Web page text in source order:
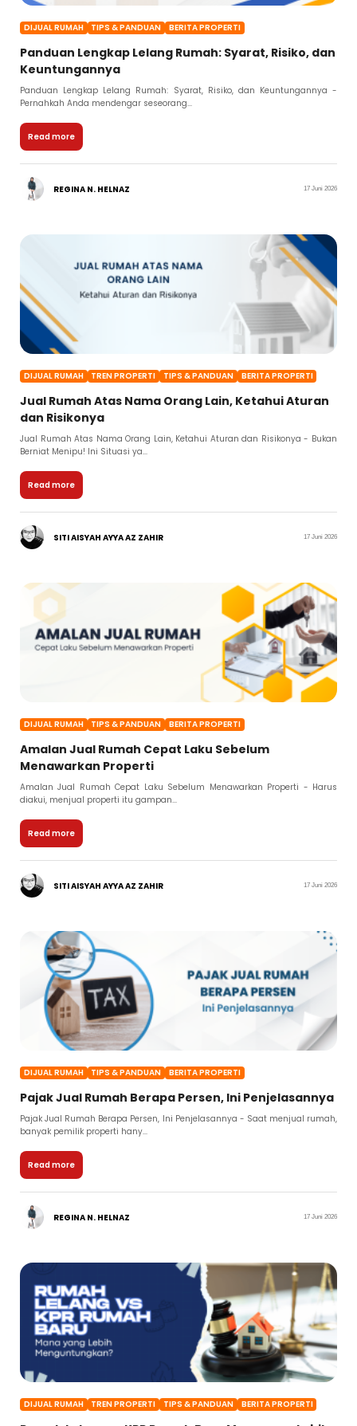
DIJUAL RUMAH TIPS & PANDUAN BERITA PROPERTI
Panduan Lengkap Lelang Rumah: Syarat, Risiko, dan
Keuntungannya
Panduan Lengkap Lelang Rumah: Syarat, Risiko, dan Keuntungannya -
Pernahkah Anda mendengar seseorang...
Read more
REGINA N. HELNAZ 17 Juni 2026
DIJUAL RUMAH TREN PROPERTI TIPS & PANDUAN BERITA PROPERTI
Jual Rumah Atas Nama Orang Lain, Ketahui Aturan
dan Risikonya
Jual Rumah Atas Nama Orang Lain, Ketahui Aturan dan Risikonya - Bukan
Berniat Menipu! Ini Situasi ya...
Read more
SITI AISYAH AYYA AZ ZAHIR 17 Juni 2026
DIJUAL RUMAH TIPS & PANDUAN BERITA PROPERTI
Amalan Jual Rumah Cepat Laku Sebelum
Menawarkan Properti
Amalan Jual Rumah Cepat Laku Sebelum Menawarkan Properti - Harus
diakui, menjual properti itu gampan...
Read more
SITI AISYAH AYYA AZ ZAHIR 17 Juni 2026
DIJUAL RUMAH TIPS & PANDUAN BERITA PROPERTI
Pajak Jual Rumah Berapa Persen, Ini Penjelasannya
Pajak Jual Rumah Berapa Persen, Ini Penjelasannya - Saat menjual rumah,
banyak pemilik properti hany...
Read more
REGINA N. HELNAZ 17 Juni 2026
DIJUAL RUMAH TREN PROPERTI TIPS & PANDUAN BERITA PROPERTI